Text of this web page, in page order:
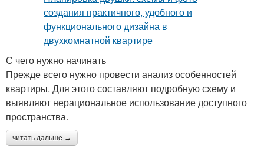
С чего нужно начинать
Прежде всего нужно провести анализ особенностей
квартиры. Для этого составляют подробную схему и
выявляют нерациональное использование доступного
пространства.
читать дальше →